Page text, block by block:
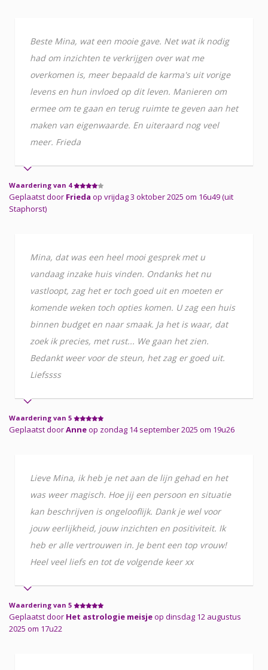
Beste Mina, wat een mooie gave. Net wat ik nodig
had om inzichten te verkrijgen over wat me
overkomen is, meer bepaald de karma's uit vorige
levens en hun invloed op dit leven. Manieren om
ermee om te gaan en terug ruimte te geven aan het
maken van eigenwaarde. En uiteraard nog veel
meer. Frieda
Waardering van 4
Geplaatst door Frieda op vrijdag 3 oktober 2025 om 16u49 (uit
Staphorst)
Mina, dat was een heel mooi gesprek met u
vandaag inzake huis vinden. Ondanks het nu
vastloopt, zag het er toch goed uit en moeten er
komende weken toch opties komen. U zag een huis
binnen budget en naar smaak. Ja het is waar, dat
zoek ik precies, met rust... We gaan het zien.
Bedankt weer voor de steun, het zag er goed uit.
Liefssss
Waardering van 5
Geplaatst doorAnneop zondag 14 september 2025 om 19u26
Lieve Mina, ik heb je net aan de lijn gehad en het
was weer magisch. Hoe jij een persoon en situatie
kan beschrijven is ongelooflijk. Dank je wel voor
jouw eerlijkheid, jouw inzichten en positiviteit. Ik
heb er alle vertrouwen in. Je bent een top vrouw!
Heel veel liefs en tot de volgende keer xx
Waardering van 5
Geplaatst door Het astrologie meisjeop dinsdag 12 augustus
2025 om 17u22